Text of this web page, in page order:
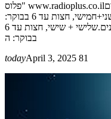
פלוס" www.radioplus.co.ilראשון + רביעי, חצות עד 6 בבוקר: השירים
השקטים הגדולים משנות השבעים.שני+חמישי, חצות עד 6 בבוקר:
השירים השקטים הגדולים משנות השמונים.שלישי + שישי, חצות עד 6
בבוקר: ה
todayApril 3, 2025 81